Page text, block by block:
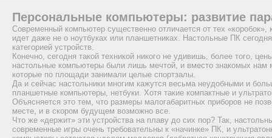
Персональные компьютеры: развитие
Современный компьютер существенно отличается от тех
идет даже не о ноутбуках или планшетниках. Настольные ПК
категорией устройств.
Конечно, сегодня такой техникой никого не удивишь, более того,
настольные компьютеры были лишь мечтой, и вместо знакомых
которые по площади занимали целые спортзалы.
Да и сейчас настольники многим кажутся весьма неудобными и
планшетные компьютеры, нетбуки. Хотя такие компактные и
Объясняется это тем, что размеры малогабаритных приборов не
месте, и в скором будущем возможно все.
Что же «держит» эти устройства на плаву до сих пор? Так,
современные игры очень требовательны к «начинке» ПК, и